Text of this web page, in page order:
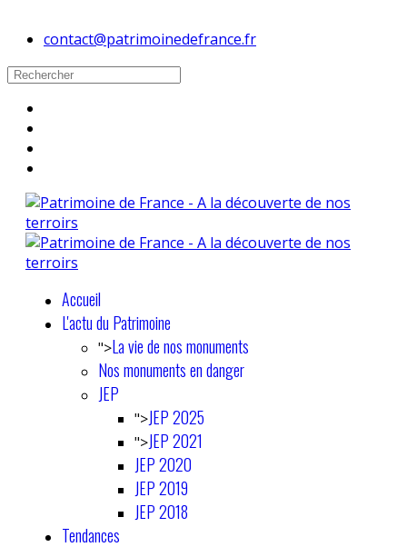
contact@patrimoinedefrance.fr
Accueil
L'actu du Patrimoine
">La vie de nos monuments
Nos monuments en danger
JEP
">JEP 2025
">JEP 2021
JEP 2020
JEP 2019
JEP 2018
Tendances